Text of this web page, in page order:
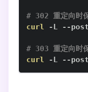
# 302 重定向时
curl -L --
# 303 重定向时
curl -L --